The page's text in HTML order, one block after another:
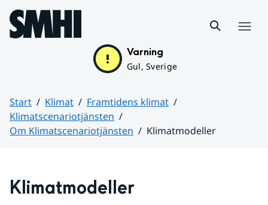
Hoppa till sidans innehåll
Varning
Gul, Sverige
Start Klimat
Framtidens klimat
Klimatscenariotjänsten
Om Klimatscenariotjänsten
Klimatmodeller
Klimatmodeller